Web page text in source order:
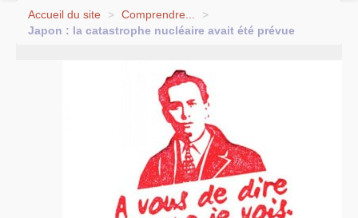
Vie politique
Accueil du site > Comprendre...
>
Japon : la catastrophe nucléaire avait été prévue